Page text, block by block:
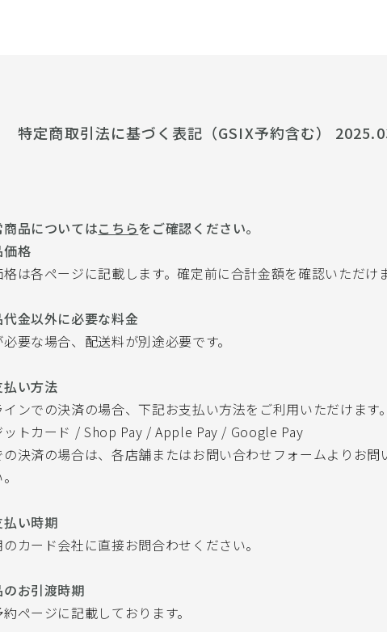
特定商取引法に基づく表記（GSIX予約含む）
商品についてはこちらをご確認ください。
格
は各ページに記載します。確定前に合計金額を確認いただけま
金以外に必要な料金
要な場合、配送料が別途必要です。
い方法
ンでの決済の場合、下記お支払い方法をご利用いただけます。
ットカード / Shop Pay / Apple Pay / Google Pay
決済の場合は、各店舗またはお問い合わせフォームよりお問
い時期
のカード会社に直接お問合わせください。
お引渡時期
ページに記載しております。